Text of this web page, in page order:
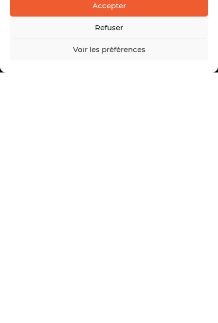
Accepter
Refuser
Voir les préférences